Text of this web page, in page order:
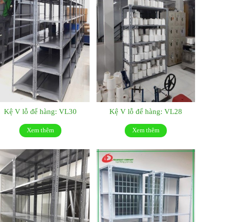
Kệ V lỗ để hàng: VL30
Xem thêm
Kệ V lỗ để hàng: VL28
Xem thêm